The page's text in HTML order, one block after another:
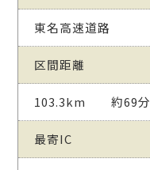
東名高速道路
区間距離
103.3km 約69分
最寄IC